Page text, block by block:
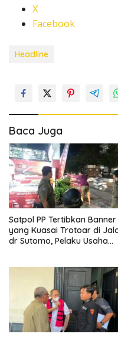
X
Facebook
Headline
Baca Juga
Satpol PP Tertibkan Banner
yang Kuasai Trotoar di
dr Sutomo, Pelaku Usaha